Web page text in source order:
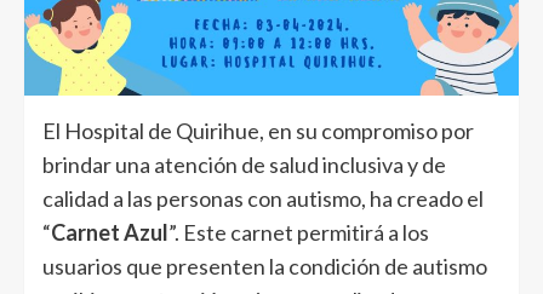
El Hospital de Quirihue, en su compromiso por
brindar una atención de salud inclusiva y de
calidad a las personas con autismo, ha creado el
“Carnet Azul”. Este carnet permitirá a los
usuarios que presenten la condición de autismo